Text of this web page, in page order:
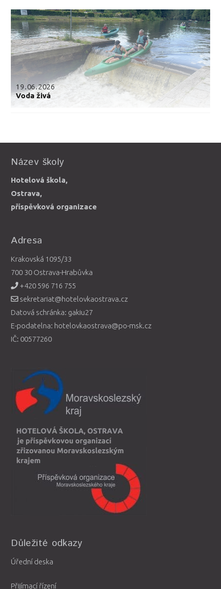
19.06.2026
Voda živá
Název školy
Hotelová škola,
Ostrava,
příspěvková organizace
Adresa
Krakovská 1095/33
700 30 Ostrava-Hrabůvka
+420 596 716 755
sekretariat@hotelovkaostrava.cz
Datová schránka: gakiu27
E-podatelna: hotelovkaostrava@po-msk.cz
IČ: 00577260
Důležité odkazy
Úřední deska
Přijímací řízení